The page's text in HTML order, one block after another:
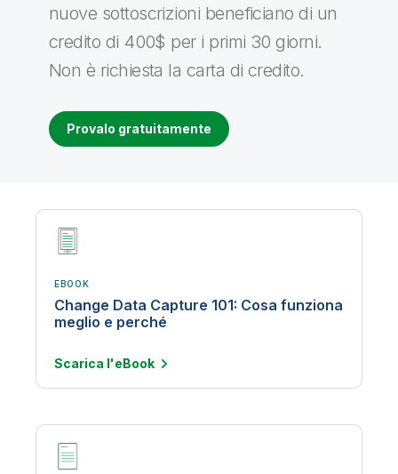
nuove sottoscrizioni beneficiano di un
credito di 400$ per i primi 30 giorni.
Non è richiesta la carta di credito.
Provalo gratuitamente
EBOOK
Change Data Capture 101: Cosa funziona
meglio e perché
Scarica l'eBook